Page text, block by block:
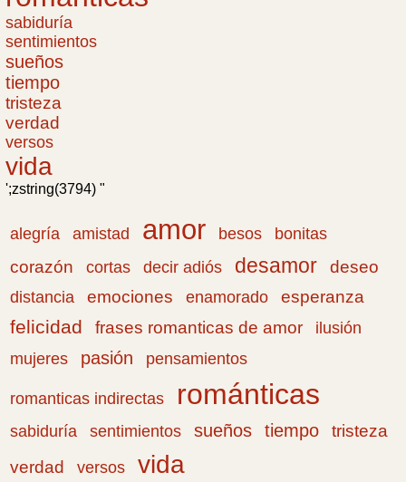
sabiduría
sentimientos
sueños
tiempo
tristeza
verdad
versos
vida
';zstring(3794) "
alegría amistad amor besos
bonitas
corazón
cortas decir adiós desamor deseo
distancia emociones enamorado esperanza
felicidad frases romanticas de amor
ilusión
mujeres
pasión pensamientos
romanticas indirectas románticas
sabiduría sentimientos sueños tiempo
tristeza
verdad
versos vida